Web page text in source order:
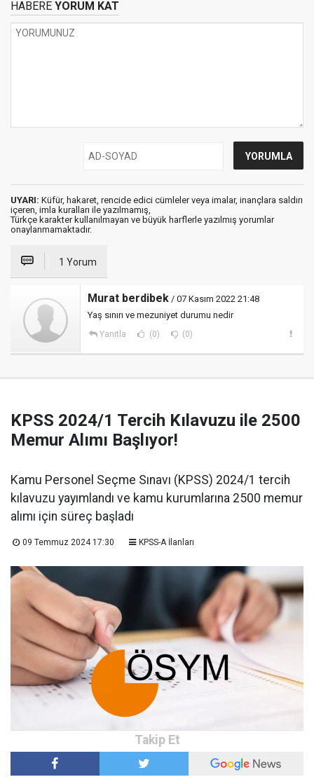
HABERE YORUM KAT
UYARI: Küfür, hakaret, rencide edici cümleler veya imalar, inançlara saldırı
içeren, imla kuralları ile yazılmamış,
Türkçe karakter kullanılmayan ve büyük harflerle yazılmış yorumlar
onaylanmamaktadır.
1 Yorum
Murat berdibek / 07 Kasım 2022 21:48
Yaş sınırı ve mezuniyet durumu nedir
Yanıtla (0) (0)
KPSS 2024/1 Tercih Kılavuzu ile 2500
Memur Alımı Başlıyor!
Kamu Personel Seçme Sınavı (KPSS) 2024/1 tercih
kılavuzu yayımlandı ve kamu kurumlarına 2500 memur
alımı için süreç başladı
09 Temmuz 2024 17:30 KPSS-A İlanları